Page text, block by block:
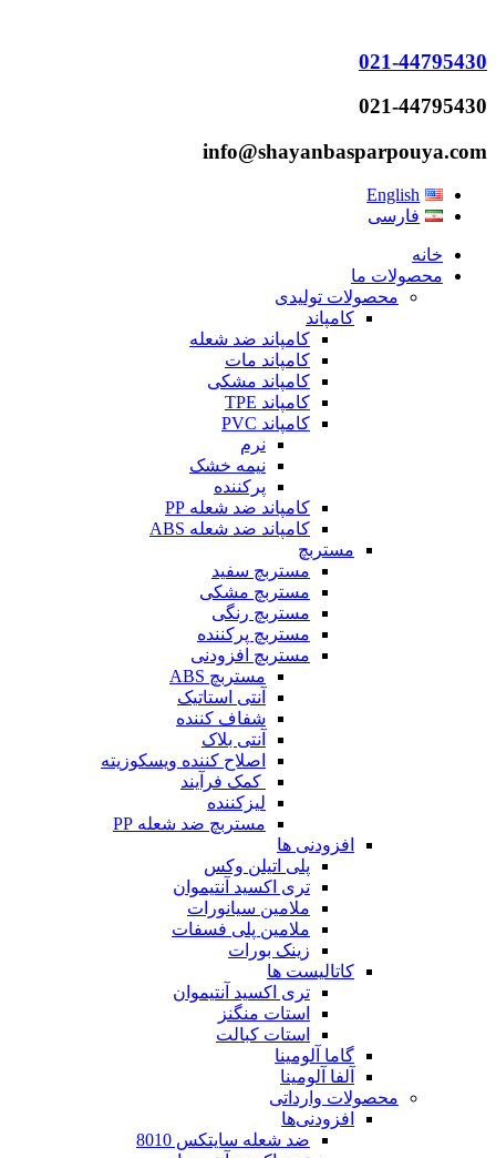
021-44795430
021-44795430
info@shayanbasparpouya.com
English
فارسی
خانه
محصولات ما
محصولات تولیدی
کامپاند
کامپاند ضد شعله
کامپاند مات
کامپاند مشکی
کامپاند TPE
کامپاند PVC
نرم
نیمه خشک
پرکننده
کامپاند ضد شعله PP
کامپاند ضد شعله ABS
مستربچ
مستربچ‌ سفید
مستربچ مشکی
مستربچ رنگی
مستربچ پرکننده
مستربچ افزودنی
مستربچ ABS
آنتی استاتیک
شفاف کننده
آنتی بلاک
اصلاح کننده ویسکوزیته
کمک فرآیند
لیزکننده
مستربچ ضد شعله PP
افزودنی ها
پلی اتیلن وکس
تری اکسید آنتیموان
ملامین سیانورات
ملامین پلی فسفات
زینک بورات
کاتالیست ها
تری اکسید آنتیموان
استات منگنز
استات کبالت
گاما آلومینا
آلفا آلومینا
محصولات وارداتی
افزودنی‌ها
ضد شعله سایتکس 8010